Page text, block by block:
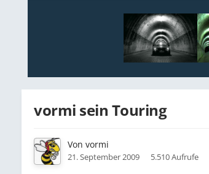
vormi sein Touring
Vonvormi
21. September 2009 5.510 Aufrufe